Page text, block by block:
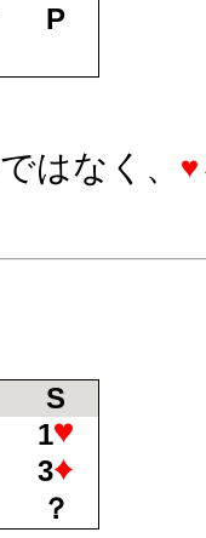
P
ではなく、
S
1
3
？